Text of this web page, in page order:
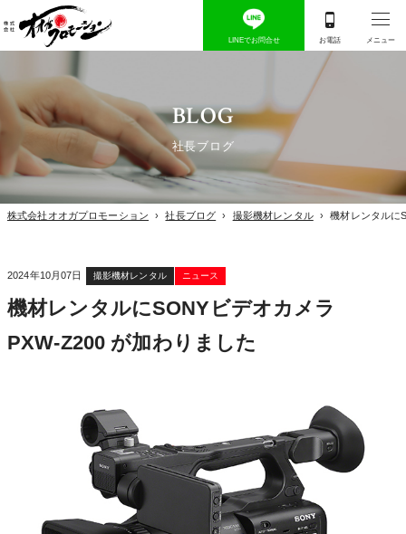
BLOG
社長ブログ
株式会社オオガプロモーション › 社長ブログ › 撮影機材レンタル › 機材レンタルに
2024年10月07日 撮影機材レンタル ニュース
機材レンタルにSONYビデオカメラ
PXW-Z200 が加わりました